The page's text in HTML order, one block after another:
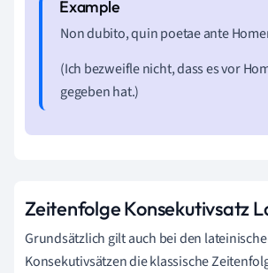
Non dubito, quin poetae ante
(Ich bezweifle nicht, dass es vor
gegeben hat.)
Zeitenfolge Konsekutivsatz
Grundsätzlich gilt auch bei den
Konsekutivsätzen die klassische